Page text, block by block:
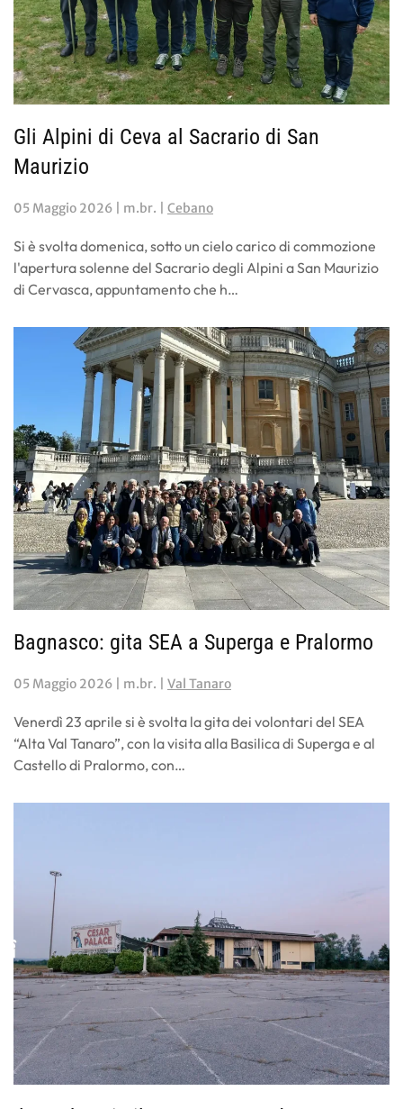
Gli Alpini di Ceva al Sacrario di San
Maurizio
05 Maggio 2026 | m.br. | Cebano
Si è svolta domenica, sotto un cielo carico di commozione
l'apertura solenne del Sacrario degli Alpini a San Maurizio
di Cervasca, appuntamento che h…
Bagnasco: gita SEA a Superga e Pralormo
05 Maggio 2026 | m.br. | Val Tanaro
Venerdì 23 aprile si è svolta la gita dei volontari del SEA
“Alta Val Tanaro”, con la visita alla Basilica di Superga e al
Castello di Pralormo, con…